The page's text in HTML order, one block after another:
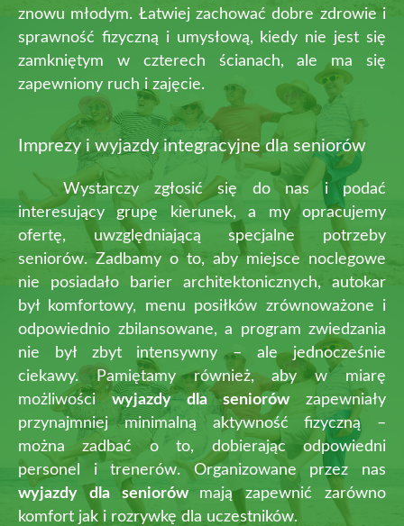
znowu młodym. Łatwiej zachować dobre zdrowie i
sprawność fizyczną i umysłową, kiedy nie jest się
zamkniętym w czterech ścianach, ale ma się
zapewniony ruch i zajęcie.
Imprezy i wyjazdy integracyjne dla seniorów
Wystarczy zgłosić się do nas i podać
interesujący grupę kierunek, a my opracujemy
ofertę, uwzględniającą specjalne potrzeby
seniorów. Zadbamy o to, aby miejsce noclegowe
nie posiadało barier architektonicznych, autokar
był komfortowy, menu posiłków zrównoważone i
odpowiednio zbilansowane, a program zwiedzania
nie był zbyt intensywny – ale jednocześnie
ciekawy. Pamiętamy również, aby w miarę
możliwości wyjazdy dla seniorówzapewniały
przynajmniej minimalną aktywność fizyczną –
można zadbać o to, dobierając odpowiedni
personel i trenerów. Organizowane przez nas
wyjazdy dla seniorów mają zapewnić zarówno
komfort jak i rozrywkę dla uczestników.